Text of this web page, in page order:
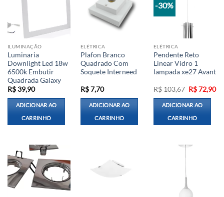
ILUMINAÇÃO
Luminaria
Downlight Led 18w
6500k Embutir
Quadrada Galaxy
R$39,90
ADICIONAR AO
CARRINHO
ELÉTRICA
Plafon Branco
Quadrado Com
Soquete Interneed
R$7,70
ADICIONAR AO
CARRINHO
-30%
ELÉTRICA
Pendente Reto
Linear Vidro 1
lampada xe27 Avant
R$103,67 O
preço
original
era:
R$ 103,67.
R$72,90O
ADICIONAR AO
CARRINHO